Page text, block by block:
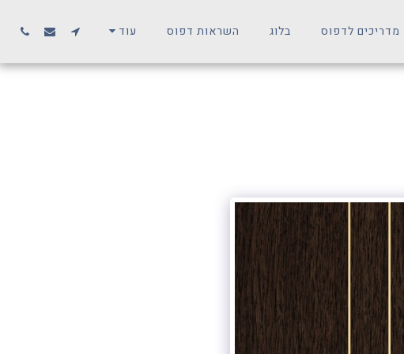
מדריכים לדפוס בלוג השראות דפוס עוד